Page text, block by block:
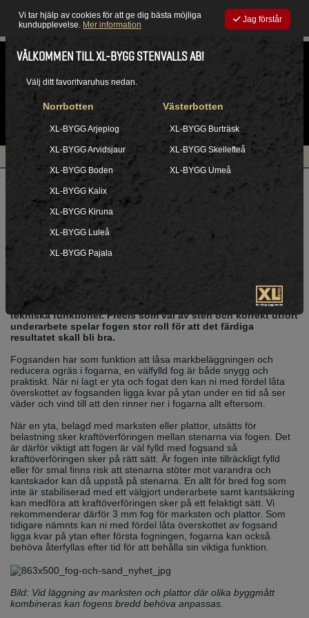
Vi tar hjälp av cookies för att ge dig bästa möjliga
kundupplevelse. Mer information
Jag förstår
Gemensamt
Hitta hit
Fog och fogsand
Kort och gott om fog och fogsand.
När man lägger marksten eller plattor är det lätt att glömma
bort fogen och dess betydelse. Fogen mellan stenarna är
inte bara viktig i estetiskt hänseende, utan har flera viktiga
tekniska funktioner. Precis som val av sten och korrekt utfört
underarbete spelar fogen stor roll för att det färdiga
resultatet skall bli bra.
Fogsanden har som funktion att låsa markbeläggningen och
reducera ogräs i fogarna, en välfylld fog är både snygg och
praktiskt. När ni lagt er yta och fogat den kan ni med fördel låta
överskottet av fogsanden ligga kvar på ytan under en tid så ser
väder och vind till att den rinner ner i fogarna allt eftersom.
När en yta, belagd med marksten eller plattor, utsätts för
belastning sker kraftöverföringen mellan stenarna via fogen. Det
är därför viktigt att fogen är väl fylld med fogsand så
kraftöverföringen sker på rätt sätt. Är fogen inte tillräckligt fylld
eller för smal finns risk att stenarna stöter mot varandra och
kantskador kan då uppstå på stenarna. En allt för bred fog som
inte är stabiliserad med ett välgjort underarbete samt kantsäkring
kan medföra att kraftöverföringen sker på ett felaktigt sätt. Vi
rekommenderar därför 3 mm fog för marksten och plattor. Som
tidigare nämnts kan ni med fördel låta överskottet av fogsand
ligga kvar på ytan efter första fogningen, fogarna kan också
behöva återfyllas efter tid för att behålla sin viktiga funktion.
Bild: Vid läggning av marksten och plattor där olika byggmått
kombineras kan fogens bredd behöva anpassas.
VÄLKOMMEN TILL XL-BYGG STENVALLS AB!
Välj ditt favoritvaruhus nedan.
Norrbotten
XL-BYGG Arjeplog
XL-BYGG Arvidsjaur
XL-BYGG Boden
XL-BYGG Kalix
XL-BYGG Kiruna
XL-BYGG Luleå
XL-BYGG Pajala
Västerbotten
XL-BYGG Burträsk
XL-BYGG Skellefteå
XL-BYGG Umeå